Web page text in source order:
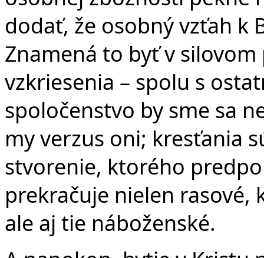
dodať, že osobný vzťah k
Znamená to byť v
vzkriesenia – spolu s
spoločenstvo by sme sa
my verzus oni; kresťania
stvorenie, ktorého
prekračuje nielen rasové,
ale aj tie náboženské.